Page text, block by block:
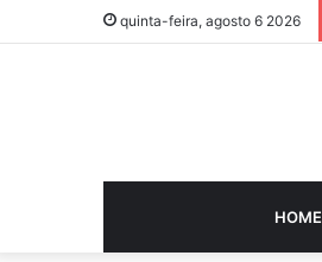
quinta-feira, agosto 6 2026
HOME